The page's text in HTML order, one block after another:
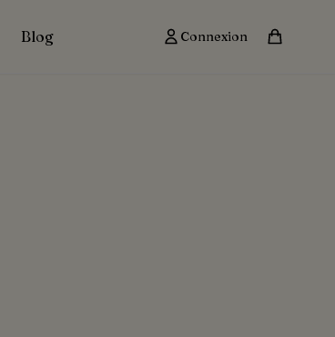
Blog Connexion